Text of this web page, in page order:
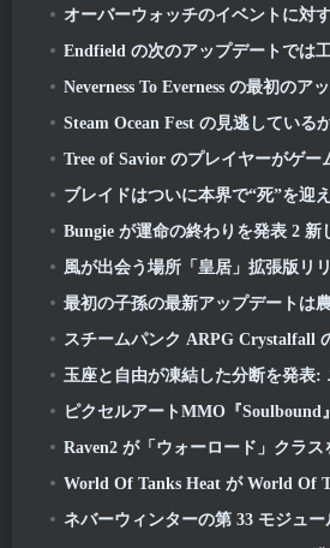
オーバーウォッチのイベントに対する
Endfield の次のアップデートでは工場シ
Neverness To Everness の最初のアップデー
Steam Ocean Fest の見逃しているかもしれな
Tree of Savior のプレイヤーがゲームに 10 万ドルを費やして
ブレイドはついに本界で“死”を迎える: ス
Bungie が運命の終わりを発表 2 新しいプロジェ
風が出会う場所「皇居」拡張版リ
最初の子孫の最新アップデートは農業ループを改善
スチームパンク ARPG Crystalfall の最初のコンテンツ更新
玉座と自由が凍結した分断を発表: ニ
ピクセルアートMMO『Soulbound
Raven2 が「ウォーロード」クラス
World Of Tanks Heat が World Of Tanks の
ネバーウィンターの第 33 モジュールの氷上では気を